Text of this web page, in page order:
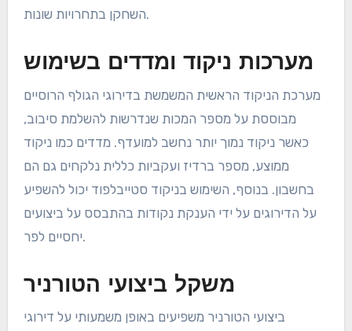
השחקן בתחרויות שונות.
מערכות ניקוד ומדדים בשימוש
מערכת הניקוד הראשית המשמשת בדירוגי הגולף הרוסיים
מבוססת על מספר המכות שנדרשות להשלמת סיבוב,
כאשר ניקוד נמוך יותר נחשב למועדף. מדדים כמו ניקוד
ממוצע, מספר ברדיז ועקביות כללית נלקחים גם הם
בחשבון. בנוסף, השימוש בניקוד סטייבלפוד יכול להשפיע
על הדירוגים על ידי הענקת נקודות בהתבסס על ביצועים
יחסיים לפר.
משקל ביצועי הטורניר
ביצועי הטורניר משפיעים באופן משמעותי על דירוגי